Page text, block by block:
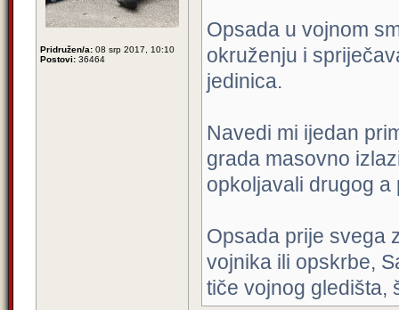
Pridružen/a: 08 srp 2017, 10:10
Postovi: 36464
Opsada u vojnom
okruženju i
jedinica.
Navedi mi ijedan
grada masovno
opkoljavali drugog
Opsada prije svega
vojnika ili opskrbe,
tiče vojnog gledišta,